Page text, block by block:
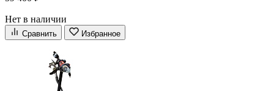
Нет в наличии
Сравнить Избранное